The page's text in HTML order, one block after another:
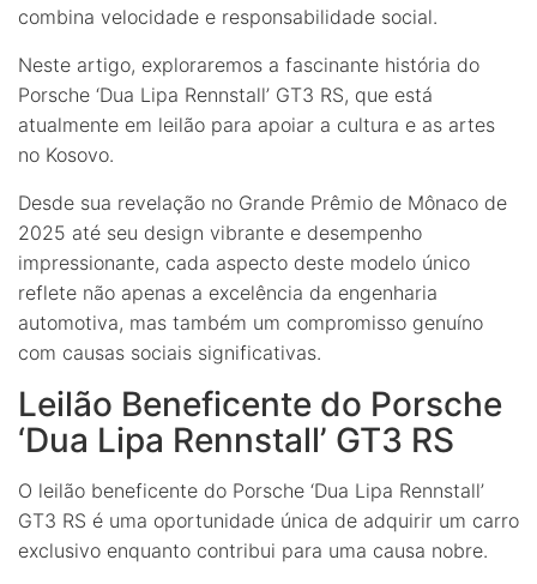
combina velocidade e responsabilidade social.
Neste artigo, exploraremos a fascinante história do
Porsche ‘Dua Lipa Rennstall’ GT3 RS, que está
atualmente em leilão para apoiar a cultura e as artes
no Kosovo.
Desde sua revelação no Grande Prêmio de Mônaco de
2025 até seu design vibrante e desempenho
impressionante, cada aspecto deste modelo único
reflete não apenas a excelência da engenharia
automotiva, mas também um compromisso genuíno
com causas sociais significativas.
Leilão Beneficente do Porsche
‘Dua Lipa Rennstall’ GT3 RS
O leilão beneficente do Porsche ‘Dua Lipa Rennstall’
GT3 RS é uma oportunidade única de adquirir um carro
exclusivo enquanto contribui para uma causa nobre.